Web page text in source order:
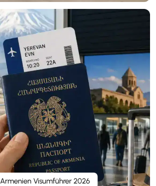
Armenien Visumführer 2026